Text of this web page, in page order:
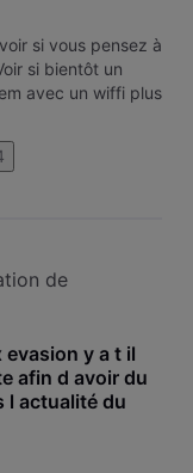
si vous pensez à
si bientôt un
avec un wiffi plus
de brider un
de
evasion y a t il
afin d avoir du
l actualité du